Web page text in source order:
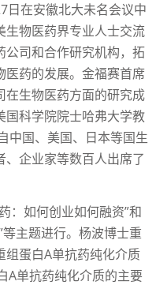
日在安徽北大未名会议中
生物医药界专业人士交流
公司和合作研究机构，拓
医药的发展。金福赛首席
在生物医药方面的研究成
国科学院院士哈弗大学教
中国、美国、日本等国生
企业家等数百人出席了
：如何创业如何融资”和
主题进行。杨波博士重
组蛋白A单抗药纯化介质
A单抗药纯化介质的主要